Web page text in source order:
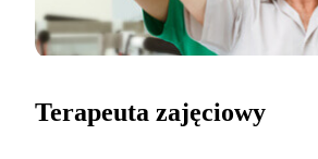
Terapeuta zajęciowy